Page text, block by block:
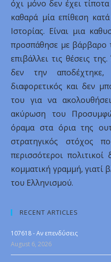
όχι μόνο δεν έχει
καθαρά μία επίθεση
Ιστορίας. Είναι μια
προσπάθησε με βάρβαρο
επιβάλλει τις θέσεις
δεν την αποδέχτηκε,
διαφορετικός και δεν
του για να
ακύρωση του
όραμα στα όρια της
στρατηγικός στόχος
περισσότεροι
κομματική γραμμή, γιατί
του Ελληνισμού.
RECENT ARTICLES
107618 - Αν επενδύσεις
August 6, 2026